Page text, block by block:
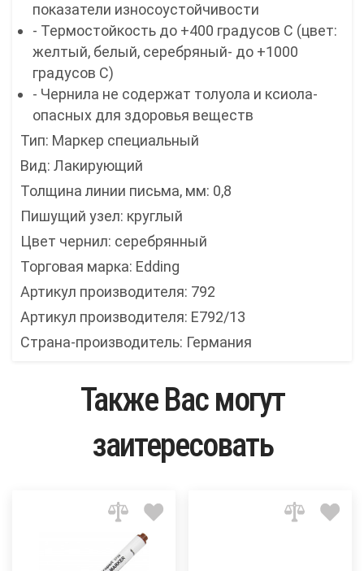
показатели износоустойчивости
- Термостойкость до +400 градусов С (цвет:
желтый, белый, серебряный- до +1000
градусов С)
- Чернила не содержат толуола и ксиола-
опасных для здоровья веществ
Тип: Маркер специальный
Вид: Лакирующий
Толщина линии письма, мм: 0,8
Пишущий узел: круглый
Цвет чернил: серебрянный
Торговая марка: Edding
Артикул производителя: 792
Артикул производителя: Е792/13
Страна-производитель: Германия
Также Вас могут
заитересовать